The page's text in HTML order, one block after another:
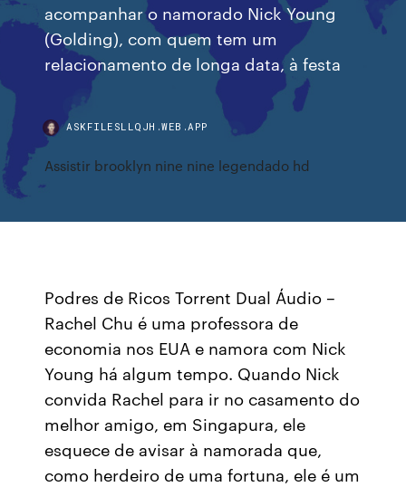
acompanhar o namorado Nick Young
(Golding), com quem tem um
relacionamento de longa data, à festa
ASKFILESLLQJH.WEB.APP
Assistir brooklyn nine nine legendado hd
Podres de Ricos Torrent Dual Áudio –
Rachel Chu é uma professora de
economia nos EUA e namora com Nick
Young há algum tempo. Quando Nick
convida Rachel para ir no casamento do
melhor amigo, em Singapura, ele
esquece de avisar à namorada que,
como herdeiro de uma fortuna, ele é um